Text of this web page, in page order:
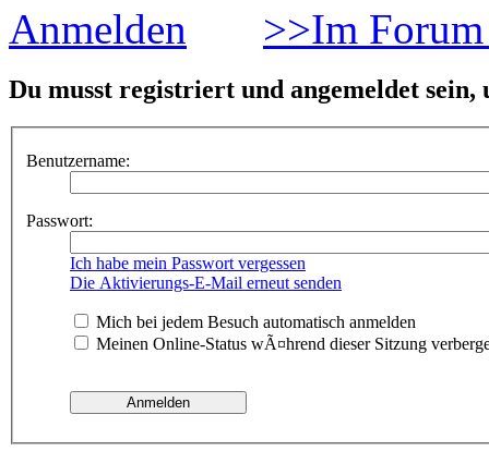
Anmelden >>Im
Du musst registriert und angemeldet
Benutzername:
Passwort:
Ich habe mein Passwort vergessen
Die Aktivierungs-E-Mail erneut senden
Mich bei jedem Besuch automatisch anmelden
Meinen Online-Status wÃ¤hrend dieser Sitzung